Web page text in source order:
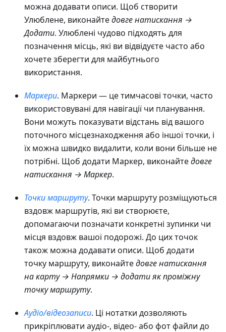
можна додавати описи. Щоб створити
Улюблене, виконайтедовге натискання →
Додати. Улюблені чудово підходять для
позначення місць, які ви відвідуєте часто або
хочете зберегти для майбутнього
використання.
Маркери. Маркери — це тимчасові точки, часто
використовувані для навігації чи планування.
Вони можуть показувати відстань від вашого
поточного місцезнаходження або іншої точки, і
їх можна швидко видалити, коли вони більше не
потрібні. Щоб додати Маркер, виконайтедовге
натискання → Маркер.
Точки маршруту. Точки маршруту розміщуються
вздовж маршрутів, які ви створюєте,
допомагаючи позначати конкретні зупинки чи
місця вздовж вашої подорожі. До цих точок
також можна додавати описи. Щоб додати
точку маршруту, виконайтедовге натискання
на карту → Напрямки → додати як проміжну
точку маршруту.
Аудіо/відеозаписи. Ці нотатки дозволяють
прикріплювати аудіо-, відео- або фот файли до